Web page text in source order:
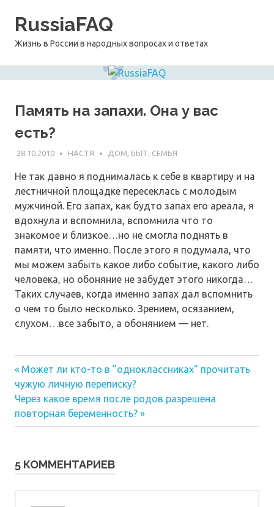
RussiaFAQ
Жизнь в России в народных вопросах и ответах
Память на запахи. Она у вас
есть?
28.10.2010 НАСТЯ ДОМ, БЫТ, СЕМЬЯ
Не так давно я поднималась к себе в квартиру и на
лестничной площадке пересеклась с молодым
мужчиной. Его запах, как будто запах его ареала, я
вдохнула и вспомнила, вспомнила что то
знакомое и близкое…но не смогла поднять в
памяти, что именно. После этого я подумала, что
мы можем забыть какое либо событие, какого либо
человека, но обоняние не забудет этого никогда…
Таких случаев, когда именно запах дал вспомнить
о чем то было несколько. Зрением, осязанием,
слухом…все забыто, а обонянием — нет.
Навигация
по
записям
Предыдущая
запись:
Может ли кто-то в "одноклассниках" прочитать
чужую личную переписку?
Следующая
запись:
Через какое время после родов разрешена
повторная беременность?
5 КОММЕНТАРИЕВ